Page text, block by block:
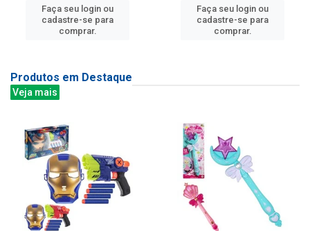
Faça seu login ou
cadastre-se para
comprar.
Faça seu login ou
cadastre-se para
comprar.
Produtos em Destaque
Veja mais